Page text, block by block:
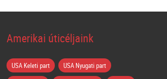
Amerikai úticéljaink
USA Keleti part
USA Nyugati part